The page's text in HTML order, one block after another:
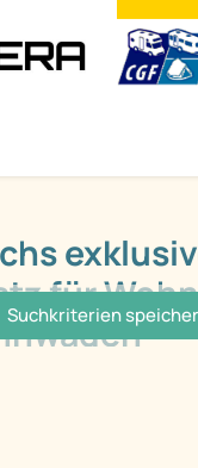
Suchkriterien
für